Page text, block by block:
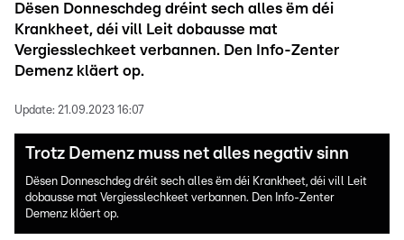
Dësen Donneschdeg dréint sech alles ëm déi
Krankheet, déi vill Leit dobausse mat
Vergiesslechkeet verbannen. Den Info-Zenter
Demenz kläert op.
Update: 21.09.2023 16:07
Trotz Demenz muss net alles negativ sinn
Dësen Donneschdeg dréit sech alles ëm déi Krankheet, déi vill Leit
dobausse mat Vergiesslechkeet verbannen. Den Info-Zenter
Demenz kläert op.